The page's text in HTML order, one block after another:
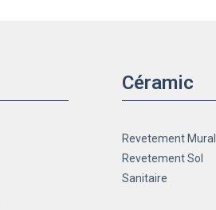
Céramic
Revetement Mural
Revetement Sol
Sanitaire